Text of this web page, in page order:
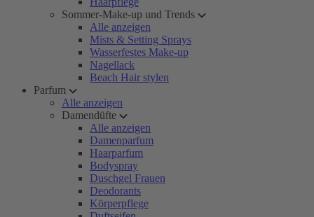
Sommer-Make-up und Trends
Alle anzeigen
Mists & Setting Sprays
Wasserfestes Make-up
Nagellack
Beach Hair stylen
Parfum
Alle anzeigen
Damendüfte
Alle anzeigen
Damenparfum
Haarparfum
Bodyspray
Duschgel Frauen
Deodorants
Körperpflege